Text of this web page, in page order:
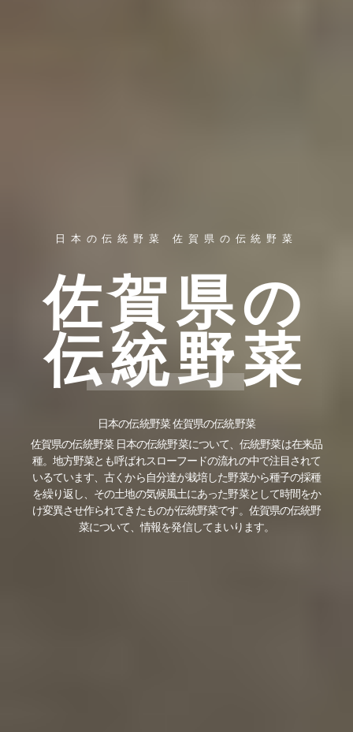
日本の伝統野菜 佐賀県の伝統野菜
佐賀県の
伝統野菜
日本の伝統野菜 佐賀県の伝統野菜
佐賀県の伝統野菜 日本の伝統野菜について、伝統野菜は在来品
種。地方野菜とも呼ばれスローフードの流れの中で注目されて
いるています、古くから自分達が栽培した野菜から種子の採種
を繰り返し、その土地の気候風土にあった野菜として時間をか
け変異させ作られてきたものが伝統野菜です。佐賀県の伝統野
菜について、情報を発信してまいります。